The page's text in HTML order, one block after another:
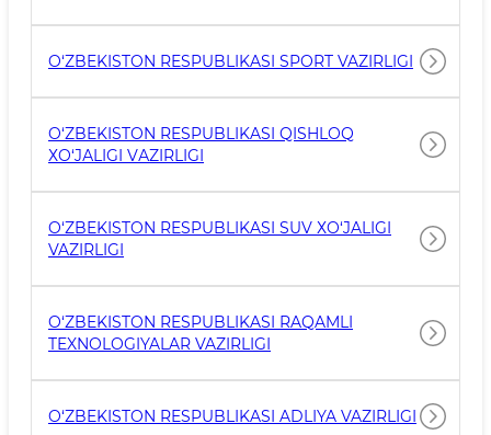
O‘ZBEKISTON RESPUBLIKASI SPORT VAZIRLIGI
O‘ZBEKISTON RESPUBLIKASI QISHLOQ
ХO‘JАLIGI VАZIRLIGI
O‘ZBEKISTON RESPUBLIKASI SUV ХO‘JALIGI
VAZIRLIGI
O‘ZBEKISTON RESPUBLIKASI RAQAMLI
TEXNOLOGIYALAR VAZIRLIGI
O‘ZBEKISTON RESPUBLIKASI ADLIYA VAZIRLIGI